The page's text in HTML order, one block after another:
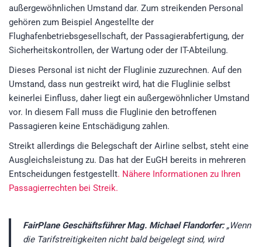
außergewöhnlichen Umstand dar. Zum streikenden Personal
gehören zum Beispiel Angestellte der
Flughafenbetriebsgesellschaft, der Passagierabfertigung, der
Sicherheitskontrollen, der Wartung oder der IT-Abteilung.
Dieses Personal ist nicht der Fluglinie zuzurechnen. Auf den
Umstand, dass nun gestreikt wird, hat die Fluglinie selbst
keinerlei Einfluss, daher liegt ein außergewöhnlicher Umstand
vor. In diesem Fall muss die Fluglinie den betroffenen
Passagieren keine Entschädigung zahlen.
Streikt allerdings die Belegschaft der Airline selbst, steht eine
Ausgleichsleistung zu. Das hat der EuGH bereits in mehreren
Entscheidungen festgestellt. Nähere Informationen zu Ihren
Passagierrechten bei Streik.
FairPlane Geschäftsführer Mag. Michael Flandorfer:„Wenn
die Tarifstreitigkeiten nicht bald beigelegt sind, wird